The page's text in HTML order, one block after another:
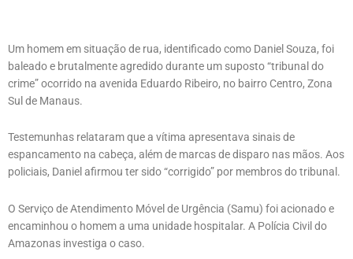
Um homem em situação de rua, identificado como Daniel Souza, foi
baleado e brutalmente agredido durante um suposto “tribunal do
crime” ocorrido na avenida Eduardo Ribeiro, no bairro Centro, Zona
Sul de Manaus.
Testemunhas relataram que a vítima apresentava sinais de
espancamento na cabeça, além de marcas de disparo nas mãos. Aos
policiais, Daniel afirmou ter sido “corrigido” por membros do tribunal.
O Serviço de Atendimento Móvel de Urgência (Samu) foi acionado e
encaminhou o homem a uma unidade hospitalar. A Polícia Civil do
Amazonas investiga o caso.